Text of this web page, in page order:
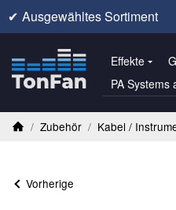
✔ Ausgewähltes Sortiment
Effekte
PA Systems
/ Zubehör / Kabel /
Vorherige